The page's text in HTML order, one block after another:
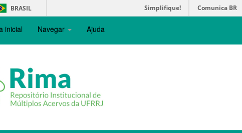
BRASIL Simplifique! Comunica BR
inicial Navegar Ajuda